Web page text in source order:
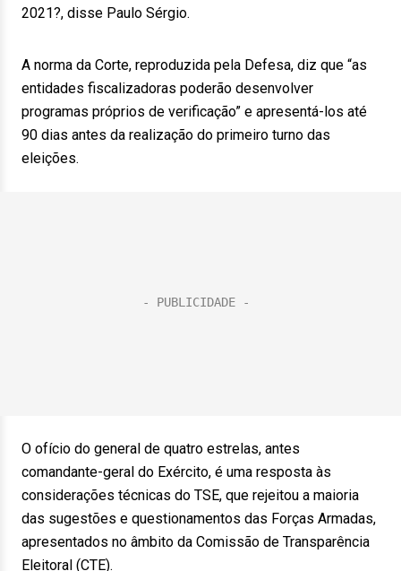
2021?, disse Paulo Sérgio.
A norma da Corte, reproduzida pela Defesa, diz que “as
entidades fiscalizadoras poderão desenvolver
programas próprios de verificação” e apresentá-los até
90 dias antes da realização do primeiro turno das
eleições.
O ofício do general de quatro estrelas, antes
comandante-geral do Exército, é uma resposta às
considerações técnicas do TSE, que rejeitou a maioria
das sugestões e questionamentos das Forças Armadas,
apresentados no âmbito da Comissão de Transparência
Eleitoral (CTE).